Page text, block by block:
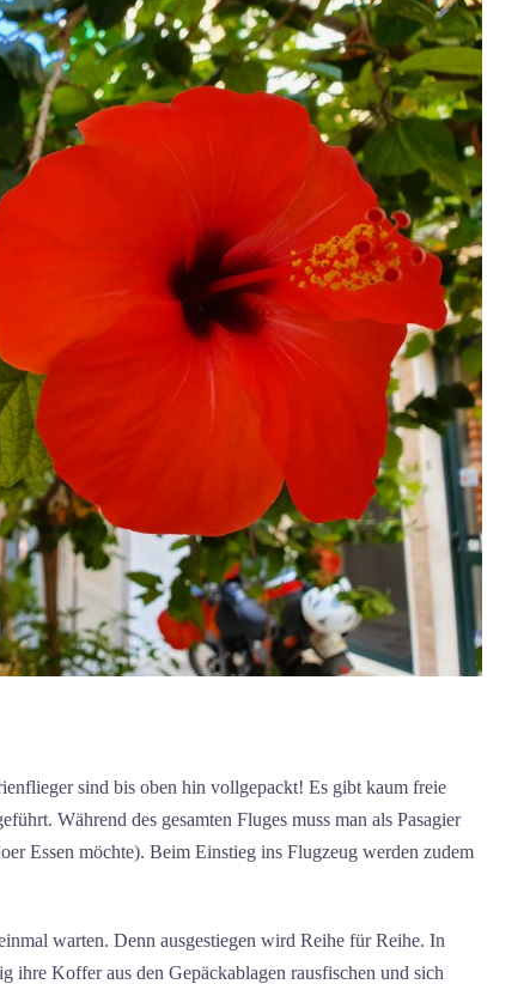
sind bis oben hin vollgepackt! Es gibt kaum freie
Während des gesamten Fluges muss man als Pasagier
Essen möchte). Beim Einstieg ins Flugzeug werden zudem
warten. Denn ausgestiegen wird Reihe für Reihe. In
ihre Koffer aus den Gepäckablagen rausfischen und sich